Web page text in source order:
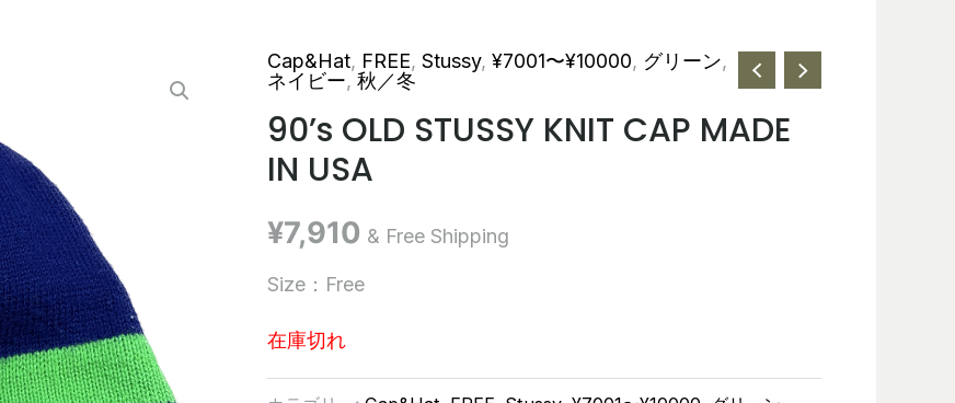
Cap&Hat, FREE, Stussy, ¥7001〜¥10000, グリーン,
ネイビー, 秋／冬
90’s OLD STUSSY KNIT CAP MADE
IN USA
¥7,910 & Free Shipping
Size：Free
在庫切れ